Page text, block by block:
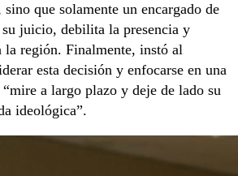
que solamente un encargado de
juicio, debilita la presencia y
la región. Finalmente, instó al
esta decisión y enfocarse en una
a largo plazo y deje de lado su
ideológica”.